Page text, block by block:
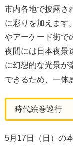
市内各地で披露さ
に彩りを加えます
やアーケード街で
夜間には日本夜景
に幻想的な光景が
できるため、一体
時代絵巻巡行
5月17日（日）の